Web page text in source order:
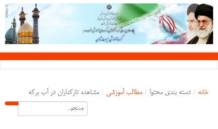
خانه / دسته بندی محتوا / مطالب آموزشی / مشاهده تازکداران در آب برکه